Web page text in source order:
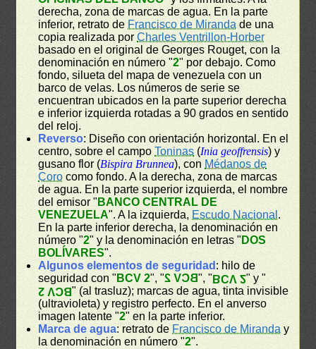
derecha, zona de marcas de agua. En la parte
inferior, retrato de Francisco de Miranda de una
copia realizada porCharles Ventrillon-Horber
basado en el original de Georges Rouget, con la
denominación en número "2" por debajo. Como
fondo, silueta del mapa de venezuela con un
barco de velas. Los números de serie se
encuentran ubicados en la parte superior derecha
e inferior izquierda rotadas a 90 grados en sentido
del reloj.
Reverso: Diseño con orientación horizontal. En el
centro, sobre el campoToninas (Inia geoffrensis) y
gusano flor (Bispira Brunnea), con Médanos de
Coro como fondo. A la derecha, zona de marcas
de agua. En la parte superior izquierda, el nombre
del emisor " BANCO CENTRAL DE
VENEZUELA". A la izquierda, Escudo Nacional .
En la parte inferior derecha, la denominación en
número "2" y la denominación en letras " DOS
BOLÍVARES".
Algunos elementos de seguridad : hilo de
seguridad con " BCV 2", "BCV 2", "BCV 2" y "
BCV 2" (al trasluz); marcas de agua, tinta invisible
(ultravioleta) y registro perfecto. En el anverso
imagen latente "2" en la parte inferior.
Marca de agua: retrato de Francisco de Miranda y
la denominación en número "2".